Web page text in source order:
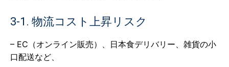
3-1. 物流コスト上昇リスク
– EC（オンライン販売）、日本食デリバリー、雑貨の小
口配送など、